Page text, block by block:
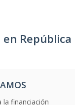
en República
la financiación